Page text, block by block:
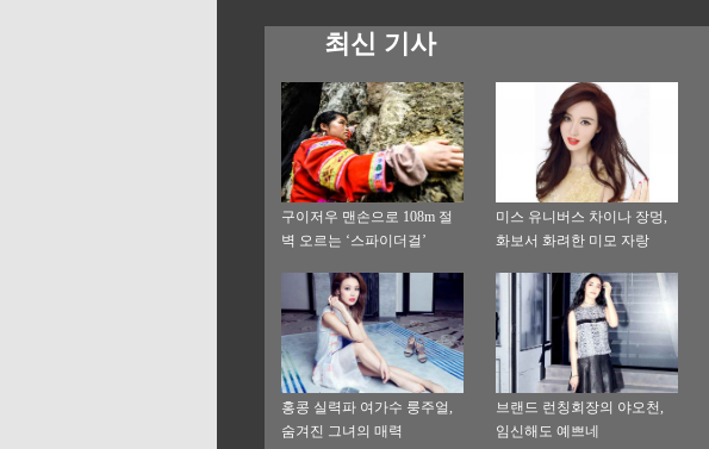
최신 기사
구이저우 맨손으로 108m 절
벽 오르는 ‘스파이더걸’
미스 유니버스 차이나 장멍,
화보서 화려한 미모 자랑
홍콩 실력파 여가수 룽주얼,
숨겨진 그녀의 매력
브랜드 런칭회장의 야오천,
임신해도 예쁘네